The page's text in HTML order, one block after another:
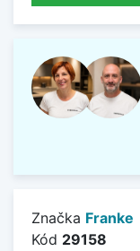
Značka Franke
Kód 29158